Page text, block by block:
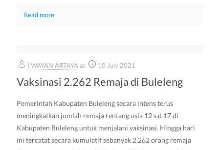
Read more
I WAYAN ARTAYA at 10 July 2021
Vaksinasi 2.262 Remaja di Buleleng
Pemerintah Kabupaten Buleleng secara intens terus
meningkatkan jumlah remaja rentang usia 12 s.d 17 di
Kabupaten Buleleng untuk menjalani vaksinasi. Hingga hari
ini tercatat secara kumulatif sebanyak 2.262 orang remaja